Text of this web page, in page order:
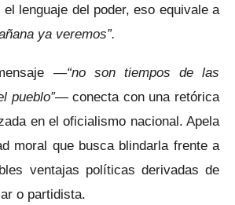
lenguaje del poder, eso equivale a
ya veremos”.
—“no son tiempos de las
pueblo”— conecta con una retórica
en el oficialismo nacional. Apela
moral que busca blindarla frente a
ventajas políticas derivadas de
o partidista.